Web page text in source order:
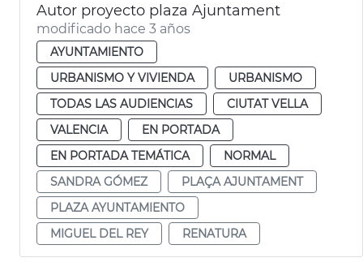
Autor proyecto plaza Ajuntament
modificado hace 3 años
AYUNTAMIENTO
URBANISMO Y VIVIENDA
URBANISMO
TODAS LAS AUDIENCIAS
CIUTAT VELLA
VALENCIA
EN PORTADA
EN PORTADA TEMÁTICA
NORMAL
SANDRA GÓMEZ
PLAÇA AJUNTAMENT
PLAZA AYUNTAMIENTO
MIGUEL DEL REY
RENATURA